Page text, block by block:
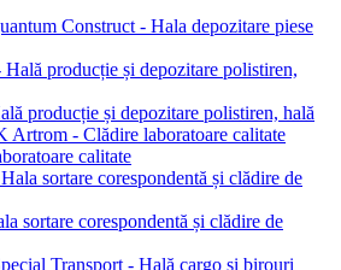
Construct - Hala depozitare piese
producție și depozitare polistiren, hală
calitate
sortare corespondentă și clădire de